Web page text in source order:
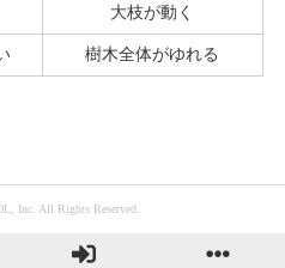
大枝が動く
樹木全体がゆれる
Inc. All Rights Reserved.